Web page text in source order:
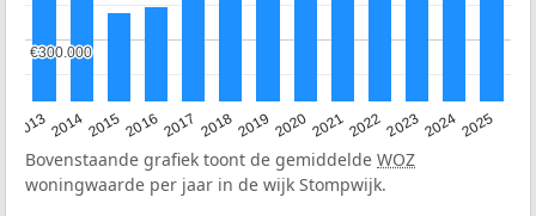
20132014201520162017 20182019 202020212022202320242025
€300.000
€300.000
Bovenstaande grafiek toont de gemiddelde WOZ
woningwaarde per jaar in de wijk Stompwijk.